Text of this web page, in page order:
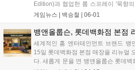
Edition)과 협업한 룸 스프레이 '묵향
6월 15일 출시한다. 이번 신제품은 뱅
재해석하여 실내 공간에 구현한 것이
집중이 필요하거나 사운드 플레이의
환경으로 확장하고자 하는 사용자들
것으로 전망된다....
게임뉴스 | 백승철 06-01
뱅앤올룹슨, 롯데백화점 본점
세계적인 홈 엔터테인먼트 브랜드 뱅
15일 롯데백화점 본점 매장을 리뉴얼
다. 새롭게 문을 연 뱅앤올룹슨 롯데